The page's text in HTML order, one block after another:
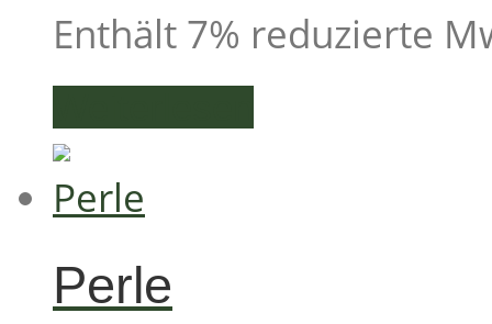
Enthält 7% reduzierte
Perle